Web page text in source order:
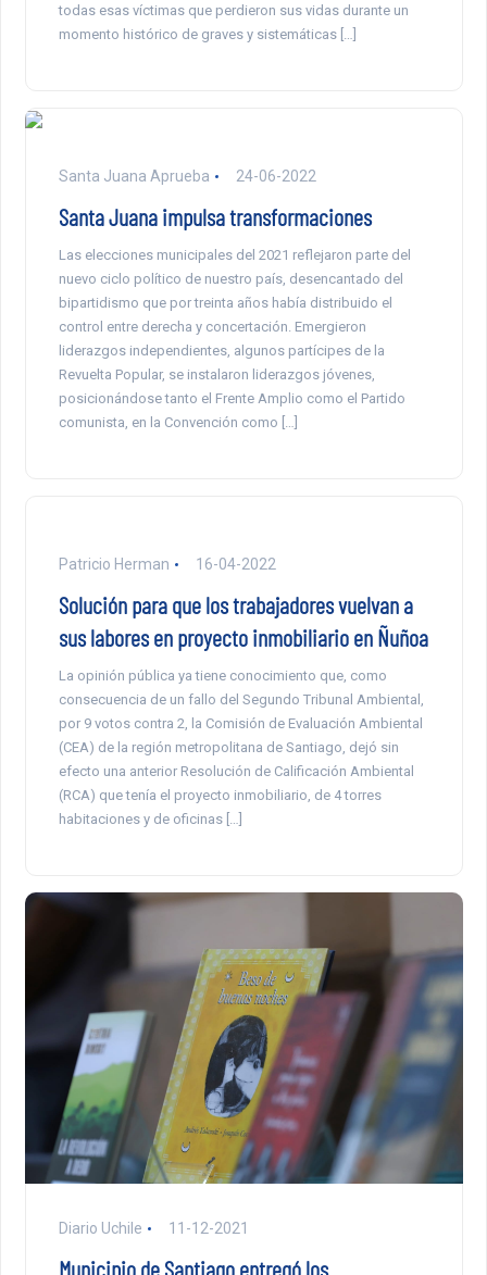
todas esas víctimas que perdieron sus vidas durante un
momento histórico de graves y sistemáticas […]
Santa Juana Aprueba 24-06-2022
Santa Juana impulsa transformaciones
Las elecciones municipales del 2021 reflejaron parte del
nuevo ciclo político de nuestro país, desencantado del
bipartidismo que por treinta años había distribuido el
control entre derecha y concertación. Emergieron
liderazgos independientes, algunos partícipes de la
Revuelta Popular, se instalaron liderazgos jóvenes,
posicionándose tanto el Frente Amplio como el Partido
comunista, en la Convención como […]
Patricio Herman 16-04-2022
Solución para que los trabajadores vuelvan a
sus labores en proyecto inmobiliario en Ñuñoa
La opinión pública ya tiene conocimiento que, como
consecuencia de un fallo del Segundo Tribunal Ambiental,
por 9 votos contra 2, la Comisión de Evaluación Ambiental
(CEA) de la región metropolitana de Santiago, dejó sin
efecto una anterior Resolución de Calificación Ambiental
(RCA) que tenía el proyecto inmobiliario, de 4 torres
habitaciones y de oficinas […]
Diario Uchile 11-12-2021
Municipio de Santiago entregó los